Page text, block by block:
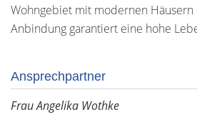
Wohngebiet mit modernen
Anbindung garantiert eine hohe
Ansprechpartner
Frau Angelika Wothke